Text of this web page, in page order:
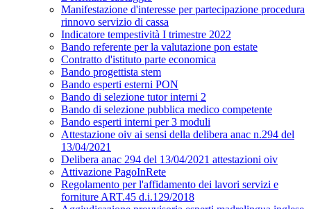
Manifestazione d'interesse per partecipazione procedura
rinnovo servizio di cassa
Indicatore tempestività I trimestre 2022
Bando referente per la valutazione pon estate
Contratto d'istituto parte economica
Bando progettista stem
Bando esperti esterni PON
Bando di selezione tutor interni 2
Bando di selezione pubblica medico competente
Bando esperti interni per 3 moduli
Attestazione oiv ai sensi della delibera anac n.294 del
13/04/2021
Delibera anac 294 del 13/04/2021 attestazioni oiv
Attivazione PagoInRete
Regolamento per l'affidamento dei lavori servizi e
forniture ART.45 d.i.129/2018